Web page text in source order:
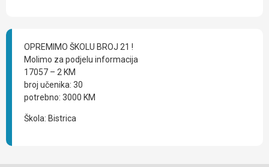
OPREMIMO ŠKOLU BROJ 21 !
Molimo za podjelu informacija
17057 – 2 KM
broj učenika: 30
potrebno: 3000 KM
Škola: Bistrica